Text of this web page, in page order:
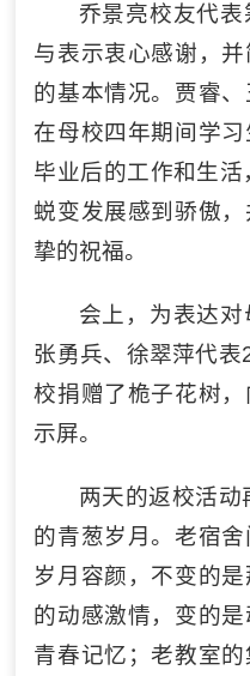
乔景亮校友代
与表示衷心感谢，
的基本情况。贾睿
在母校四年期间学
毕业后的工作和生
蜕变发展感到骄傲
挚的祝福。
会上，为表达对
张勇兵、徐翠萍代
校捐赠了桅子花树
示屏。
两天的返校活
的青葱岁月。老宿
岁月容颜，不变的
的动感激情，变的
青春记忆；老教室